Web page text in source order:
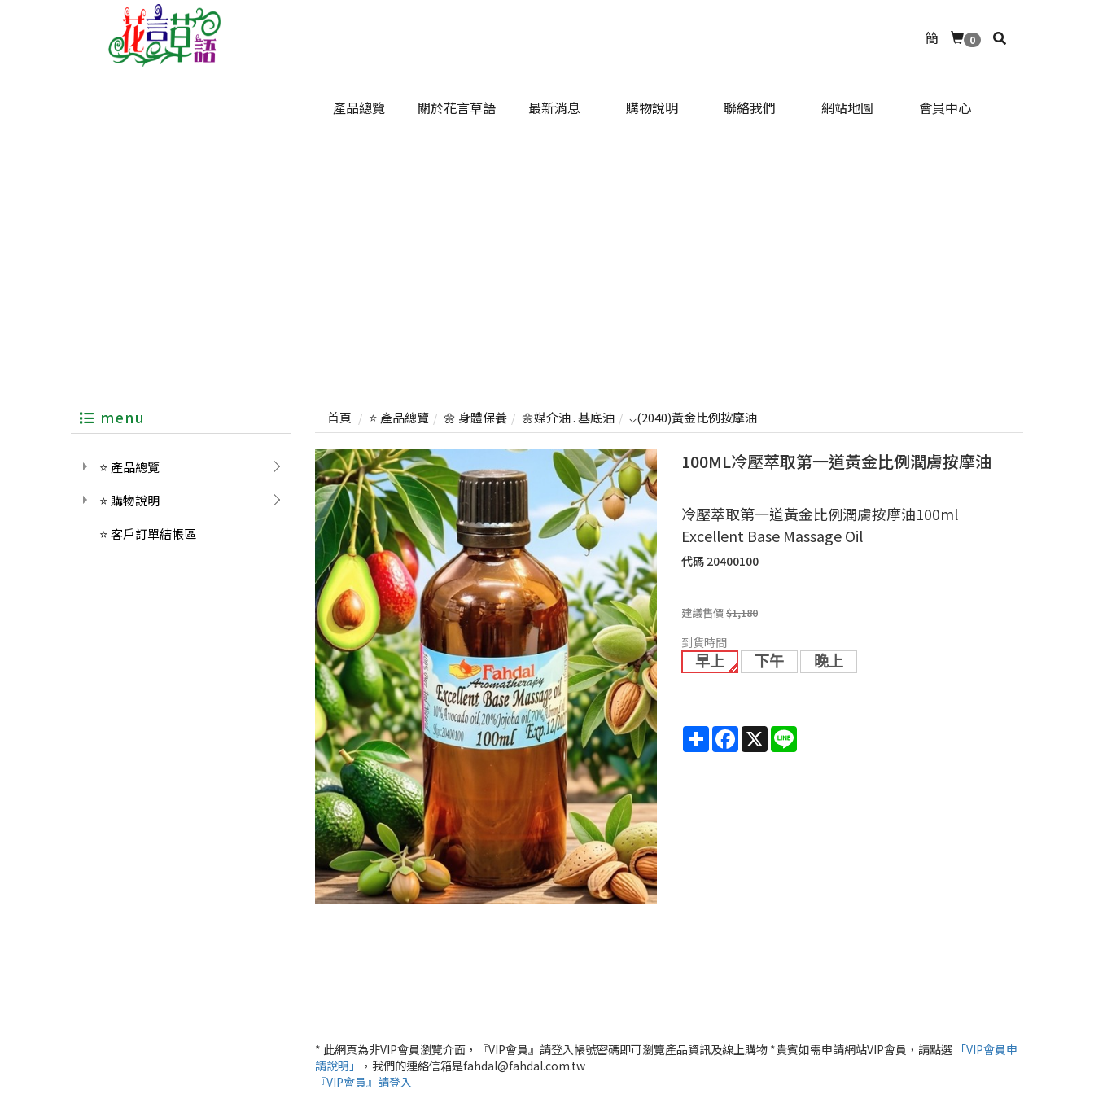
簡 0
產品總覽 關於花言草語 最新消息 購物說明 聯絡我們 網站地圖 會員中心
menu
⭐ 產品總覽
⭐ 購物說明
⭐ 客戶訂單結帳區
首頁 ⭐ 產品總覽 🌼 身體保養 🌼媒介油 . 基底油 ⌵(2040)黃金比例按摩油
100ML冷壓萃取第一道黃金比例潤膚按摩油
冷壓萃取第一道黃金比例潤膚按摩油100ml
Excellent Base Massage Oil
代碼 20400100
建議售價$1,180
到貨時間
早上
下午 晚上
Share Facebook
X
* 此網頁為非VIP會員瀏覽介面，『VIP會員』請登入帳號密碼即可瀏覽產品資訊及線上購物 *貴賓如需申請網站VIP會員，請點選 「VIP會員申
請說明」
，我們的連絡信箱是fahdal@fahdal.com.tw
『VIP會員』請登入